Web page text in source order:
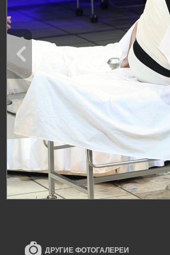
ДРУГИЕ ФОТОГАЛЕРЕИ